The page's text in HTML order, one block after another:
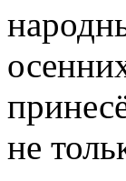
не